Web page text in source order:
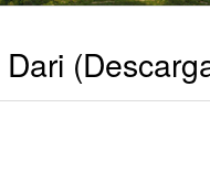
Dari